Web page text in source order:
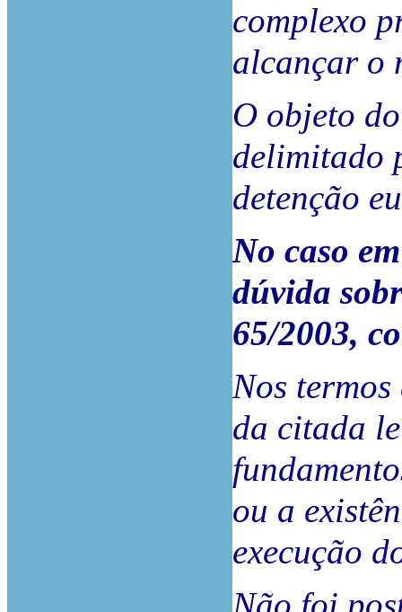
complexo
alcançar o
O objeto
delimitado
detenção
No caso
dúvida
65/2003,
Nos
da citada
ou a
execução